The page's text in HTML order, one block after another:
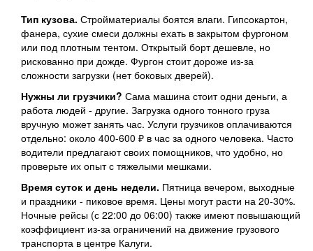
Тип кузова. Стройматериалы боятся влаги. Гипсокартон,
фанера, сухие смеси должны ехать в закрытом фургоном
или под плотным тентом. Открытый борт дешевле, но
рискованно при дожде. Фургон стоит дороже из-за
сложности загрузки (нет боковых дверей).
Нужны ли грузчики? Сама машина стоит одни деньги, а
работа людей - другие. Загрузка одного тонного груза
вручную может занять час. Услуги грузчиков оплачиваются
отдельно: около 400-600 ₽ в час за одного человека. Часто
водители предлагают своих помощников, что удобно, но
проверьте их опыт с тяжелыми мешками.
Время суток и день недели. Пятница вечером, выходные
и праздники - пиковое время. Цены могут расти на 20-30%.
Ночные рейсы (с 22:00 до 06:00) также имеют повышающий
коэффициент из-за ограничений на движение грузового
транспорта в центре Калуги.